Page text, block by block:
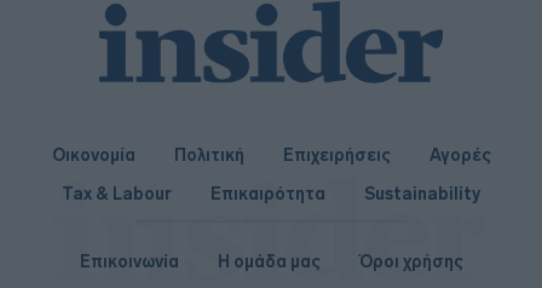
Οικονομία Πολιτική Επιχειρήσεις
Αγορές
Tax & Labour
Επικαιρότητα Sustainability
Επικοινωνία Η ομάδα μας
Όροι χρήσης